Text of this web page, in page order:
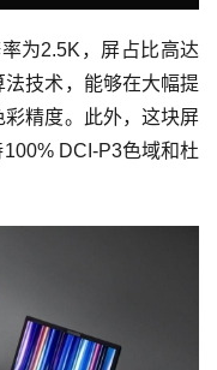
为2.5K，屏占比高达
技术，能够在大幅提
精度。此外，这块屏
DCI-P3色域和杜